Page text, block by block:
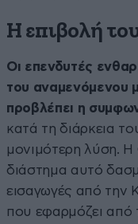
H επιβολή
Οι επενδυτές
του αναμενόμενου
προβλέπει η
κατά τη διάρκεια
μονιμότερη λύση. Η
διάστημα αυτό
εισαγωγές από την
που εφαρμόζει από